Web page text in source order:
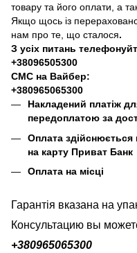
товару та його оплати, а
Якщо щось із
нам про те, що сталося.
З усіх питань
+38096505300
СМС на Вайбер:
+380965065300
Накладений платіж
передоплатою за
Оплата здійснюється
на карту Приват Банк
Оплата на місці
Гарантія вказана на
Консультацию вы
+380965065300